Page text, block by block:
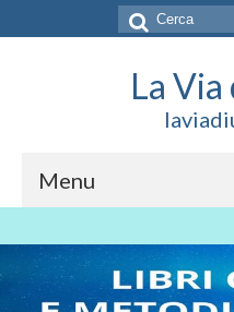
Cerca:
La
Menu
HOME
CHI SIAMO